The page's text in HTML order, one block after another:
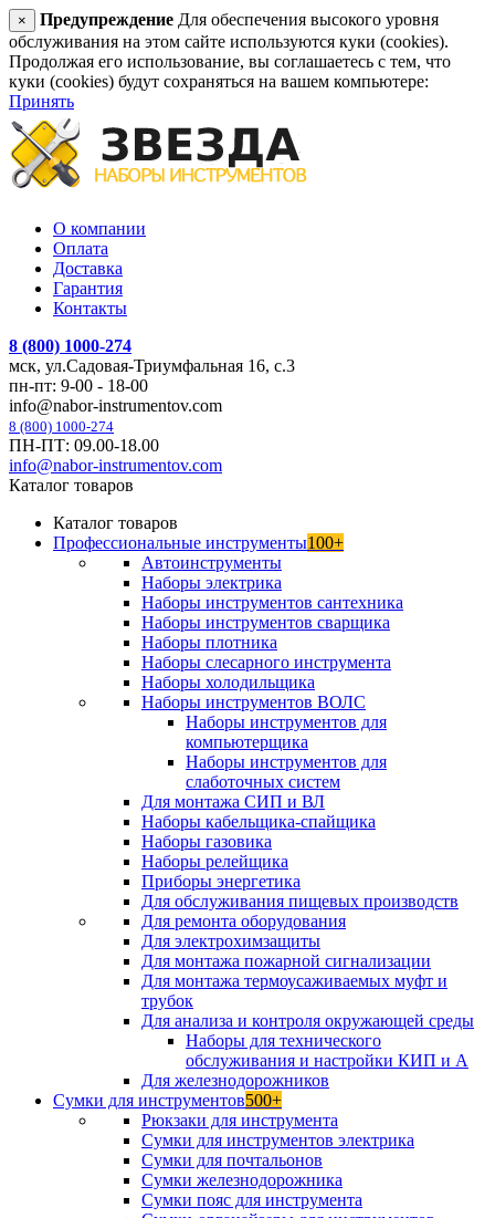
× Предупреждение Для обеспечения высокого уровня
обслуживания на этом сайте используются куки (cookies).
Продолжая его использование, вы соглашаетесь с тем, что
куки (cookies) будут сохраняться на вашем компьютере:
Принять
О компании
Оплата
Доставка
Гарантия
Контакты
8 (800) 1000-274
мск, ул.Садовая-Триумфальная 16, с.3
пн-пт: 9-00 - 18-00
info@nabor-instrumentov.com
8 (800) 1000-274
ПН-ПТ: 09.00-18.00
info@nabor-instrumentov.com
Каталог товаров
Каталог товаров
Профессиональные инструменты100+
Автоинструменты
Наборы электрика
Наборы инструментов сантехника
Наборы инструментов сварщика
Наборы плотника
Наборы слесарного инструмента
Наборы холодильщика
Наборы инструментов ВОЛС
Наборы инструментов для
компьютерщика
Наборы инструментов для
слаботочных систем
Для монтажа СИП и ВЛ
Наборы кабельщика-спайщика
Наборы газовика
Наборы релейщика
Приборы энергетика
Для обслуживания пищевых производств
Для ремонта оборудования
Для электрохимзащиты
Для монтажа пожарной сигнализации
Для монтажа термоусаживаемых муфт и
трубок
Для анализа и контроля окружающей среды
Наборы для технического
обслуживания и настройки КИП и А
Для железнодорожников
Сумки для инструментов500+
Рюкзаки для инструмента
Сумки для инструментов электрика
Сумки для почтальонов
Сумки железнодорожника
Сумки пояс для инструмента